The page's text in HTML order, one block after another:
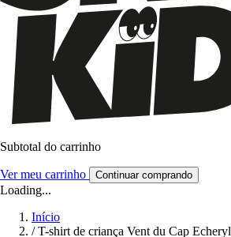
Subtotal do carrinho
Ver meu carrinho Continuar comprando
Loading...
Início
/ T-shirt de criança Vent du Cap Echeryl